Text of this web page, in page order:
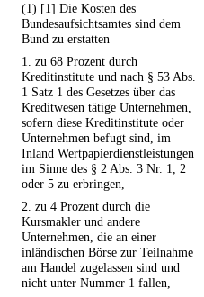
(1) [1] Die Kosten des
Bundesaufsichtsamtes sind dem
Bund zu erstatten
1. zu 68 Prozent durch
Kreditinstitute und nach § 53 Abs.
1 Satz 1 des Gesetzes über das
Kreditwesen tätige Unternehmen,
sofern diese Kreditinstitute oder
Unternehmen befugt sind, im
Inland Wertpapierdienstleistungen
im Sinne des § 2 Abs. 3 Nr. 1, 2
oder 5 zu erbringen,
2. zu 4 Prozent durch die
Kursmakler und andere
Unternehmen, die an einer
inländischen Börse zur Teilnahme
am Handel zugelassen sind und
nicht unter Nummer 1 fallen,